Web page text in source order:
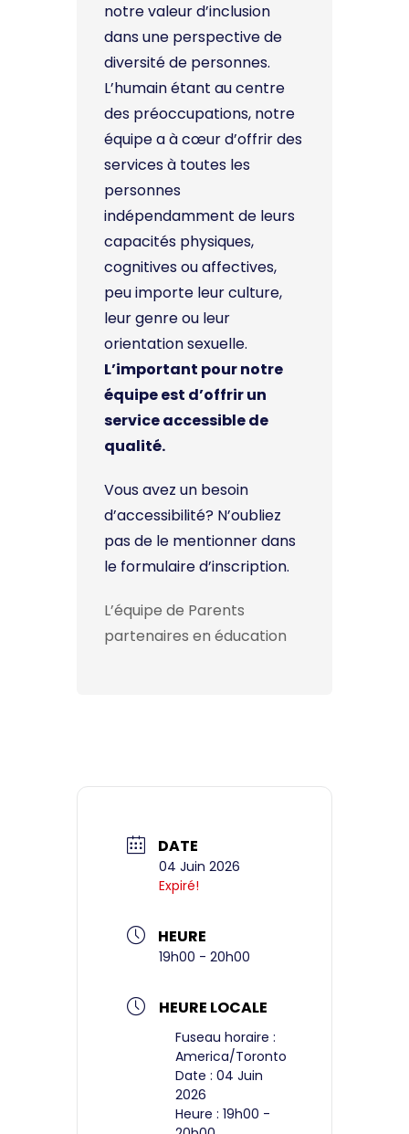
notre valeur d’inclusion
dans une perspective de
diversité de personnes.
L’humain étant au centre
des préoccupations, notre
équipe a à cœur d’offrir des
services à toutes les
personnes
indépendamment de leurs
capacités physiques,
cognitives ou affectives,
peu importe leur culture,
leur genre ou leur
orientation sexuelle.
L’important pour notre
équipe est d’offrir un
service accessible de
qualité.
Vous avez un besoin
d’accessibilité? N’oubliez
pas de le mentionner dans
le formulaire d’inscription.
L’équipe de Parents
partenaires en éducation
DATE
04 Juin 2026
Expiré!
HEURE
19h00 - 20h00
HEURE LOCALE
Fuseau horaire :
America/Toronto
Date : 04 Juin
2026
Heure : 19h00 -